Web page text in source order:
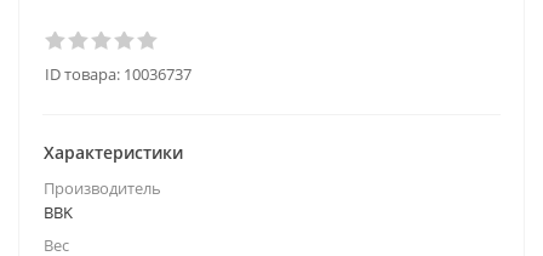
ID товара: 10036737
Характеристики
Производитель
BBK
Вес